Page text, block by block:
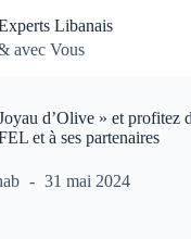
Libanais
avec Vous
d’Olive » et profitez
et à ses partenaires
31 mai 2024